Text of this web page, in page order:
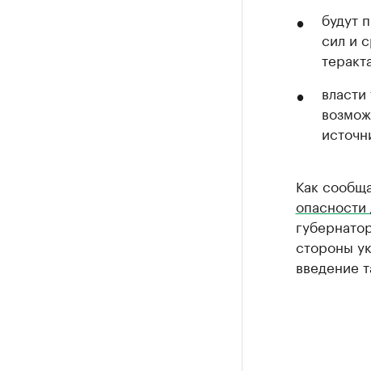
будут
сил и
Как
опасности
стороны
введение